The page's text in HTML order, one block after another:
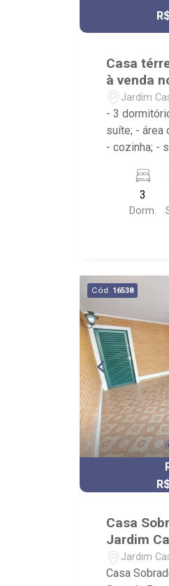
Casa
à venda
Branco
Jardim
Preto/SP
- 3
suíte; - área
- cozinha; -
próximo ao
Futebol,
Imóveis,
processos
análise
com foco:
e Bonfim
e Locação,
Imóveis -
Fiusa;
3
Dorm.
Cód. 16538
Casa
Jardim
Jardim
Preto/SP
Casa